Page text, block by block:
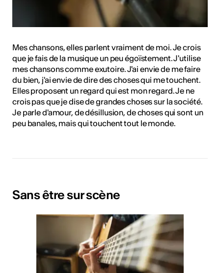
Mes chansons, elles parlent vraiment de moi. Je crois
que je fais de la musique un peu égoïstement. J'utilise
mes chansons comme exutoire. J'ai envie de me faire
du bien, j'ai envie de dire des choses qui me touchent.
Elles proposent un regard qui est mon regard. Je ne
crois pas que je dise de grandes choses sur la société.
Je parle d'amour, de désillusion, de choses qui sont un
peu banales, mais qui touchent tout le monde.
Sans être sur scène